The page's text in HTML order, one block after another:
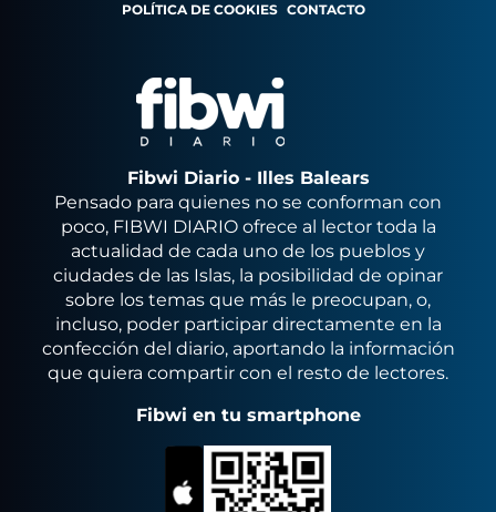
POLÍTICA DE COOKIES CONTACTO
Fibwi Diario - Illes Balears
Pensado para quienes no se conforman con
poco, FIBWI DIARIO ofrece al lector toda la
actualidad de cada uno de los pueblos y
ciudades de las Islas, la posibilidad de opinar
sobre los temas que más le preocupan, o,
incluso, poder participar directamente en la
confección del diario, aportando la información
que quiera compartir con el resto de lectores.
Fibwi en tu smartphone